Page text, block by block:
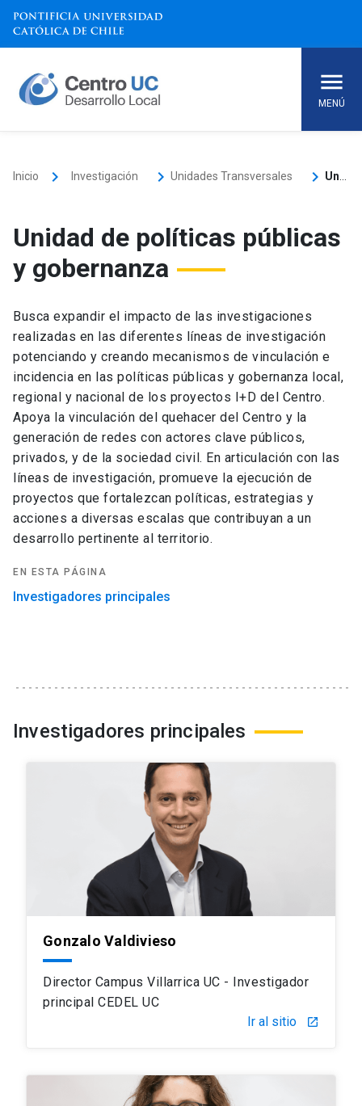
Skip
content
MENÚ
Inicio keyboard_arrow_right Investigación keyboard_arrow_right Unidades Transversales keyboard_arrow_right
Unidad de políticas públicas
y gobernanza
Busca expandir el impacto de las investigaciones
realizadas en las diferentes líneas de investigación
potenciando y creando mecanismos de vinculación e
incidencia en las políticas públicas y gobernanza local,
regional y nacional de los proyectos I+D del Centro.
Apoya la vinculación del quehacer del Centro y la
generación de redes con actores clave públicos,
privados, y de la sociedad civil. En articulación con las
líneas de investigación, promueve la ejecución de
proyectos que fortalezcan políticas, estrategias y
acciones a diversas escalas que contribuyan a un
desarrollo pertinente al territorio.
EN ESTA PÁGINA
Investigadores principales
Investigadores principales
Gonzalo Valdivieso
Director Campus Villarrica UC - Investigador
principal CEDEL UC
Ir al sitio
launch